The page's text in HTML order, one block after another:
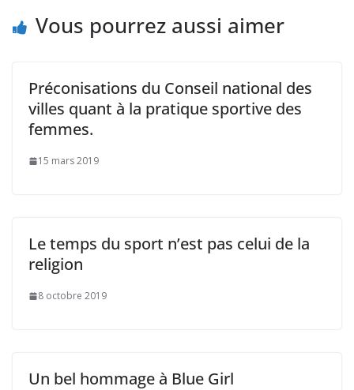
Vous pourrez aussi aimer
Préconisations du Conseil national des
villes quant à la pratique sportive des
femmes.
15 mars 2019
Le temps du sport n’est pas celui de la
religion
8 octobre 2019
Un bel hommage à Blue Girl